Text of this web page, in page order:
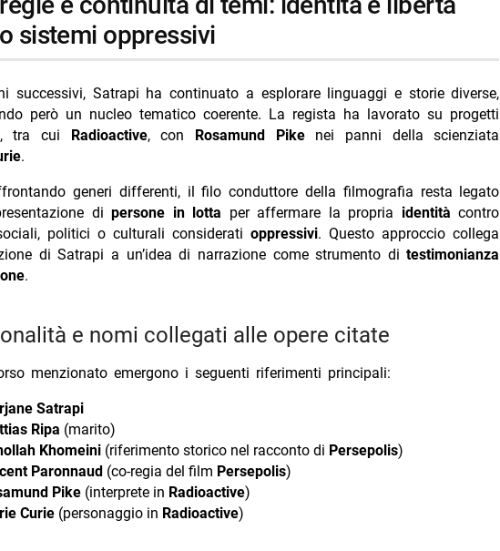
sistemi oppressivi
successivi, Satrapi ha continuato a esplorare linguaggi e storie diverse,
però un nucleo tematico coerente. La regista ha lavorato su progetti
tra cui Radioactive, con Rosamund Pikenei panni della scienziata
.
generi differenti, il filo conduttore della filmografia resta legato
dipersone in lotta per affermare la propria identità contro
politici o culturali consideratioppressivi. Questo approccio collega
di Satrapi a un’idea di narrazione come strumento ditestimonianza
.
e nomi collegati alle opere citate
menzionato emergono i seguenti riferimenti principali:
Satrapi
Ripa (marito)
Khomeini(riferimento storico nel racconto di Persepolis)
Paronnaud(co-regia del film Persepolis)
Pike(interprete in Radioactive)
Curie(personaggio in Radioactive)